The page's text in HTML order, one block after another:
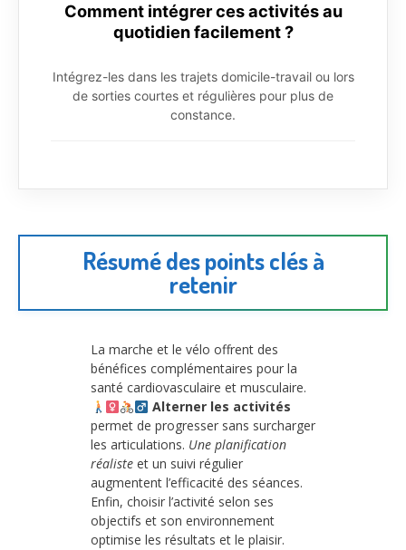
Comment intégrer ces activités au
quotidien facilement ?
Intégrez-les dans les trajets domicile-travail ou lors
de sorties courtes et régulières pour plus de
constance.
Résumé des points clés à
retenir
La marche et le vélo offrent des
bénéfices complémentaires pour la
santé cardiovasculaire et musculaire.
Alterner les activités
permet de progresser sans surcharger
les articulations. Une planification
réaliste et un suivi régulier
augmentent l’efficacité des séances.
Enfin, choisir l’activité selon ses
objectifs et son environnement
optimise les résultats et le plaisir.